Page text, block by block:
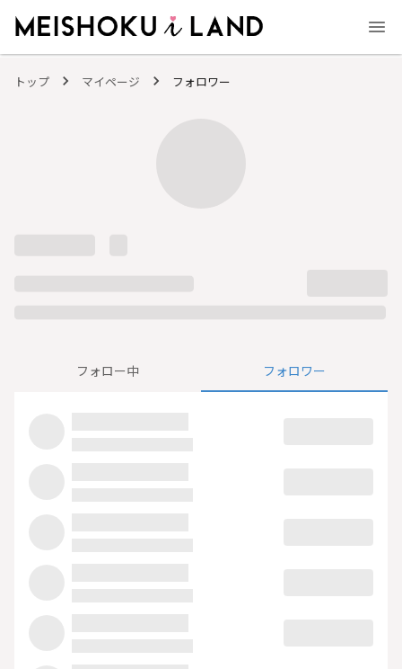
トップ マイページ フォロワー
フォロー中 フォロワー